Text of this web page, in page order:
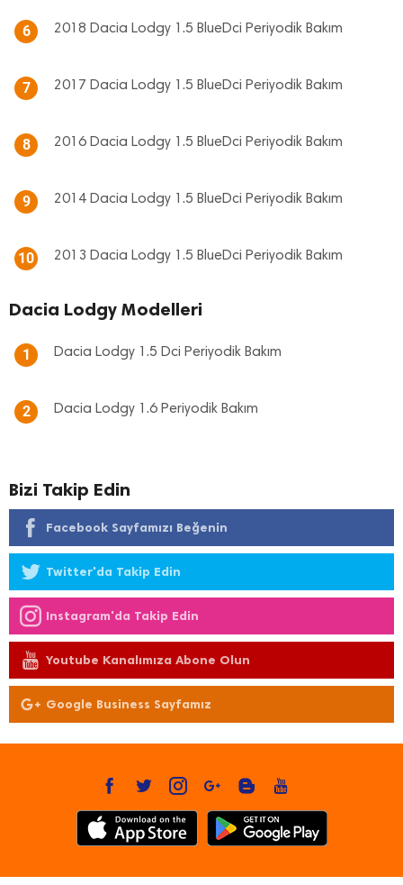
6 2018 Dacia Lodgy 1.5 BlueDci Periyodik Bakım
7 2017 Dacia Lodgy 1.5 BlueDci Periyodik Bakım
8 2016 Dacia Lodgy 1.5 BlueDci Periyodik Bakım
9 2014 Dacia Lodgy 1.5 BlueDci Periyodik Bakım
10 2013 Dacia Lodgy 1.5 BlueDci Periyodik Bakım
Dacia Lodgy Modelleri
1 Dacia Lodgy 1.5 Dci Periyodik Bakım
2 Dacia Lodgy 1.6 Periyodik Bakım
Bizi Takip Edin
Facebook Sayfamızı Beğenin
Twitter'da Takip Edin
Instagram'da Takip Edin
Youtube Kanalımıza Abone Olun
Google Business Sayfamız